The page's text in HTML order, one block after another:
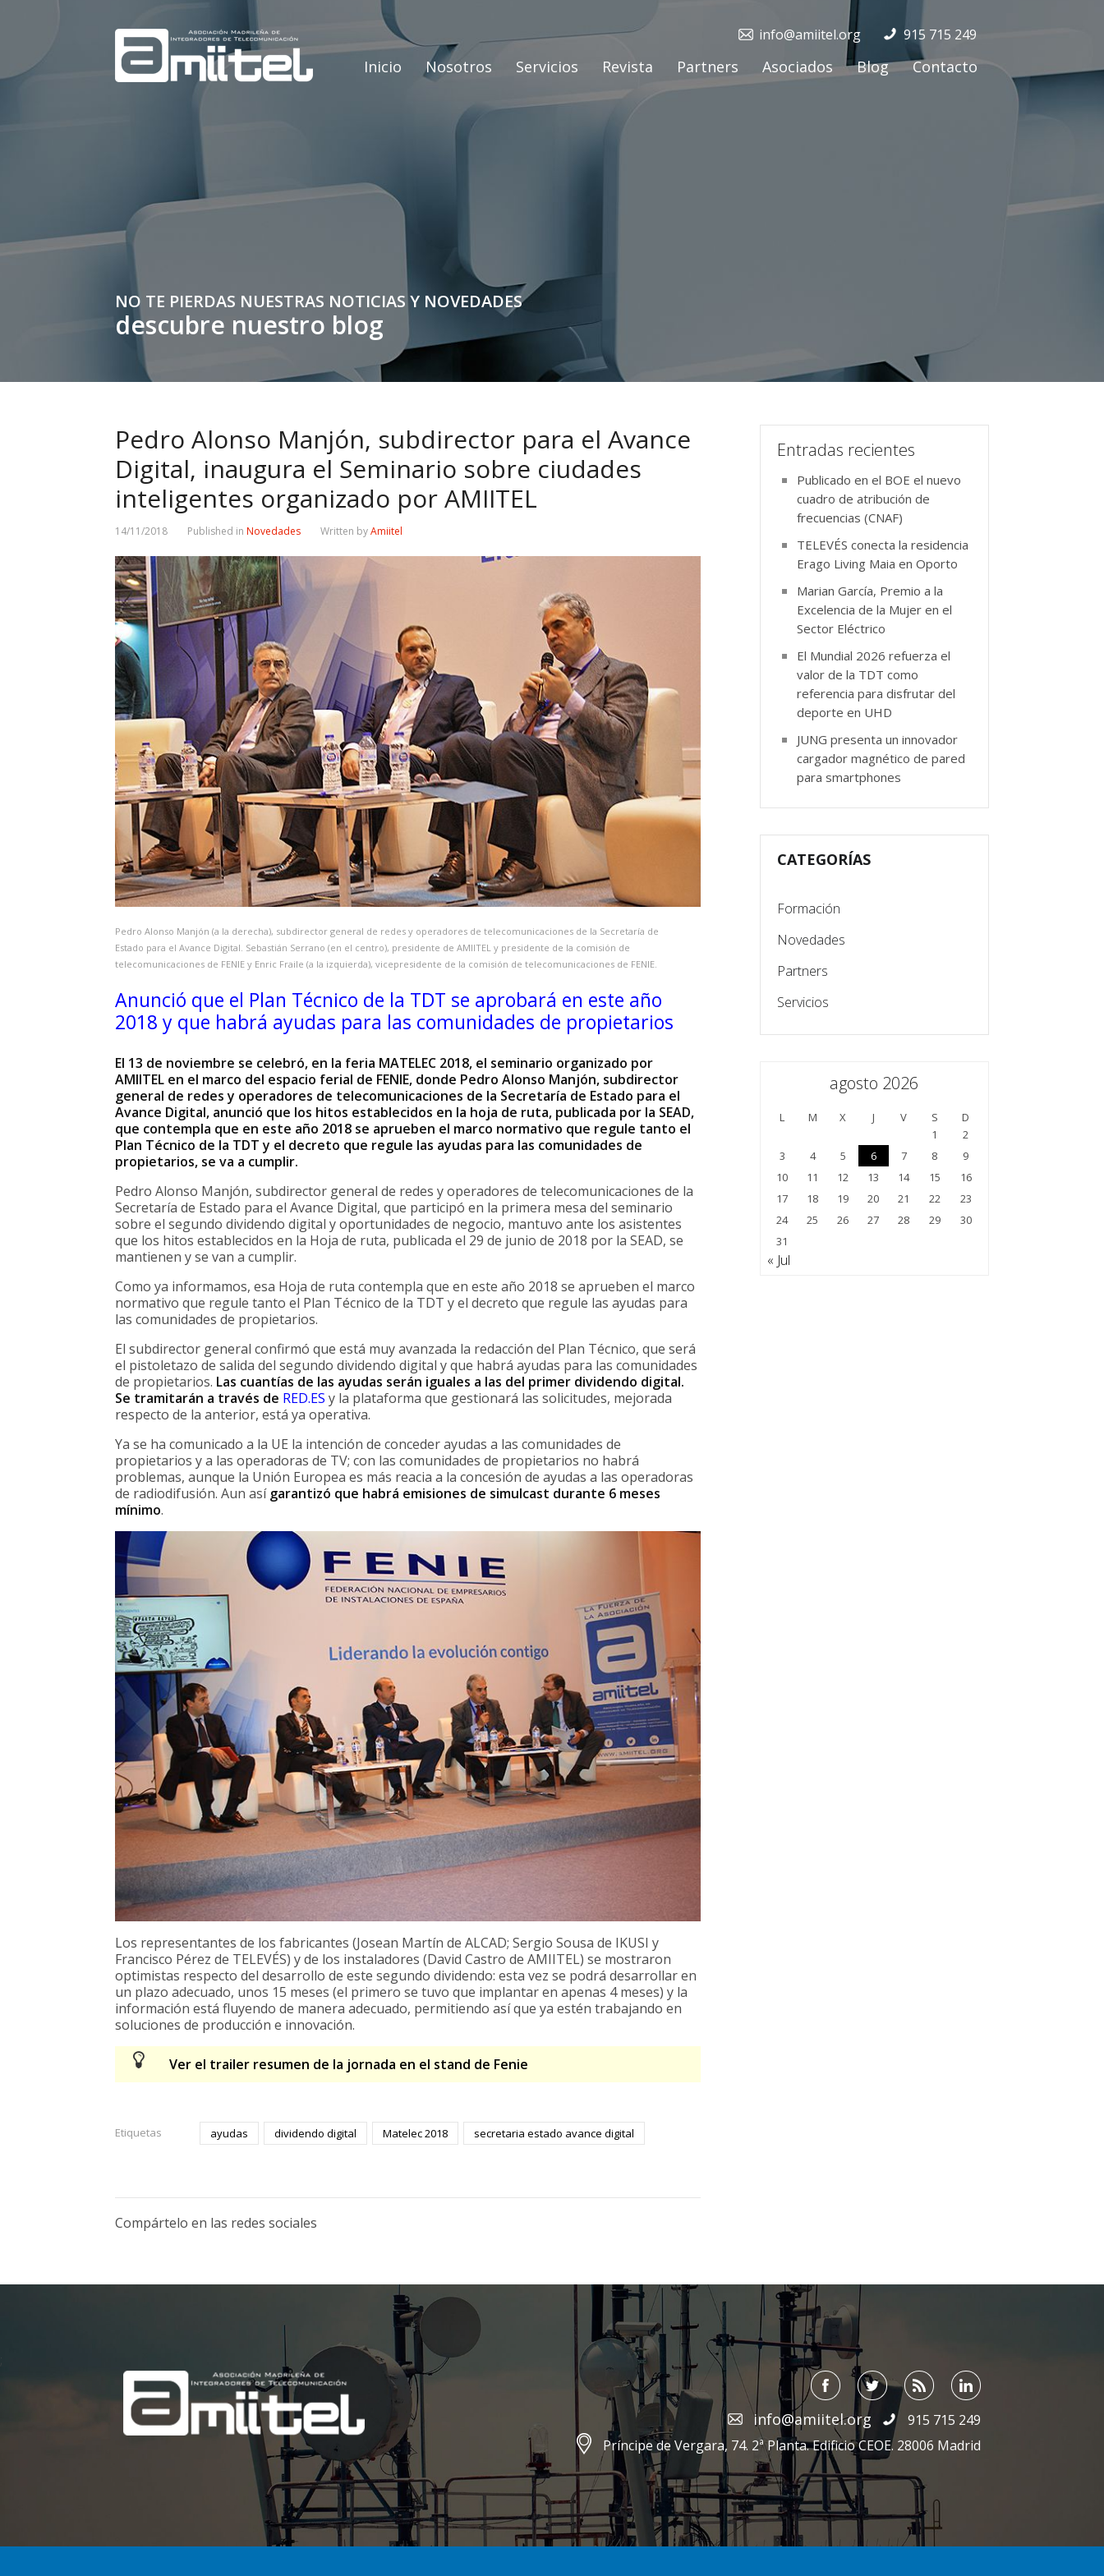
915 715 249
info@amiitel.org
Inicio Nosotros Servicios Revista Partners Asociados Blog Contacto
NO TE PIERDAS NUESTRAS NOTICIAS Y NOVEDADES
descubre nuestro blog
Pedro Alonso Manjón, subdirector para el Avance
Digital, inaugura el Seminario sobre ciudades
inteligentes organizado por AMIITEL
14/11/2018 Published in Novedades Written byAmiitel
Pedro Alonso Manjón (a la derecha), subdirector general de redes y operadores de telecomunicaciones de la Secretaría de
Estado para el Avance Digital. Sebastián Serrano (en el centro), presidente de AMIITEL y presidente de la comisión de
telecomunicaciones de FENIE y Enric Fraile (a la izquierda), vicepresidente de la comisión de telecomunicaciones de FENIE.
Anunció que el Plan Técnico de la TDT se aprobará en este año
2018 y que habrá ayudas para las comunidades de propietarios
El 13 de noviembre se celebró, en la feria MATELEC 2018, el seminario organizado por
AMIITEL en el marco del espacio ferial de FENIE, donde Pedro Alonso Manjón, subdirector
general de redes y operadores de telecomunicaciones de la Secretaría de Estado para el
Avance Digital, anunció que los hitos establecidos en la hoja de ruta, publicada por la SEAD,
que contempla que en este año 2018 se aprueben el marco normativo que regule tanto el
Plan Técnico de la TDT y el decreto que regule las ayudas para las comunidades de
propietarios, se va a cumplir.
Pedro Alonso Manjón, subdirector general de redes y operadores de telecomunicaciones de la
Secretaría de Estado para el Avance Digital, que participó en la primera mesa del seminario
sobre el segundo dividendo digital y oportunidades de negocio, mantuvo ante los asistentes
que los hitos establecidos en la Hoja de ruta, publicada el 29 de junio de 2018 por la SEAD, se
mantienen y se van a cumplir.
Como ya informamos, esa Hoja de ruta contempla que en este año 2018 se aprueben el marco
normativo que regule tanto el Plan Técnico de la TDT y el decreto que regule las ayudas para
las comunidades de propietarios.
El subdirector general confirmó que está muy avanzada la redacción del Plan Técnico, que será
el pistoletazo de salida del segundo dividendo digital y que habrá ayudas para las comunidades
de propietarios. Las cuantías de las ayudas serán iguales a las del primer dividendo digital.
Se tramitarán a través de RED.ES y la plataforma que gestionará las solicitudes, mejorada
respecto de la anterior, está ya operativa.
Ya se ha comunicado a la UE la intención de conceder ayudas a las comunidades de
propietarios y a las operadoras de TV; con las comunidades de propietarios no habrá
problemas, aunque la Unión Europea es más reacia a la concesión de ayudas a las operadoras
de radiodifusión. Aun así garantizó que habrá emisiones de simulcast durante 6 meses
mínimo.
Los representantes de los fabricantes (Josean Martín de ALCAD; Sergio Sousa de IKUSI y
Francisco Pérez de TELEVÉS) y de los instaladores (David Castro de AMIITEL) se mostraron
optimistas respecto del desarrollo de este segundo dividendo: esta vez se podrá desarrollar en
un plazo adecuado, unos 15 meses (el primero se tuvo que implantar en apenas 4 meses) y la
información está fluyendo de manera adecuado, permitiendo así que ya estén trabajando en
soluciones de producción e innovación.
Ver el trailer resumen de la jornada en el stand de Fenie
Etiquetas ayudas dividendo digital Matelec 2018 secretaria estado avance digital
Compártelo en las redes sociales
Entradas recientes
Publicado en el BOE el nuevo
cuadro de atribución de
frecuencias (CNAF)
TELEVÉS conecta la residencia
Erago Living Maia en Oporto
Marian García, Premio a la
Excelencia de la Mujer en el
Sector Eléctrico
El Mundial 2026 refuerza el
valor de la TDT como
referencia para disfrutar del
deporte en UHD
JUNG presenta un innovador
cargador magnético de pared
para smartphones
CATEGORÍAS
Formación
Novedades
Partners
Servicios
agosto 2026
L M X J V S
D
1
2
3
4 5 6 7 8
9
10
11 12 13 14 15
16
17
18 19 20 21 22
23
24
25 26 27 28 29
30
31
« Jul
;
info@amiitel.org
915 715 249
Príncipe de Vergara, 74. 2ª Planta. Edificio CEOE. 28006 Madrid